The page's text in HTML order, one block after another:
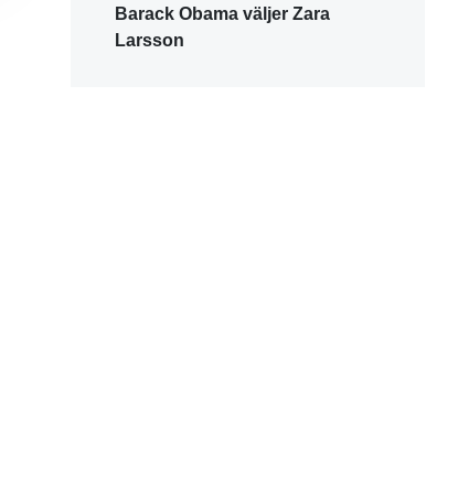
Barack Obama väljer Zara
Larsson